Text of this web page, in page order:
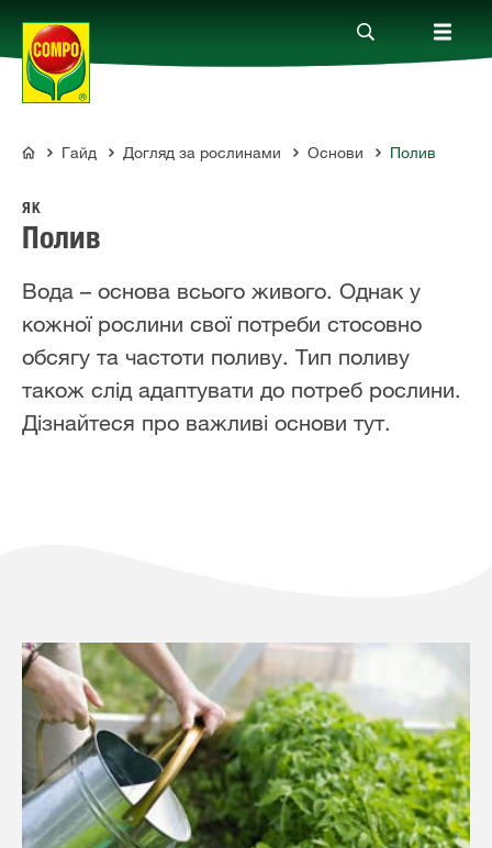
Продукти
Гайд
Компанія
Зв'язок
COMPO
Гайд Догляд за рослинами Основи Полив
ЯК
Полив
Вода – основа всього живого. Однак у
кожної рослини свої потреби стосовно
обсягу та частоти поливу. Тип поливу
також слід адаптувати до потреб рослини.
Дізнайтеся про важливі основи тут.